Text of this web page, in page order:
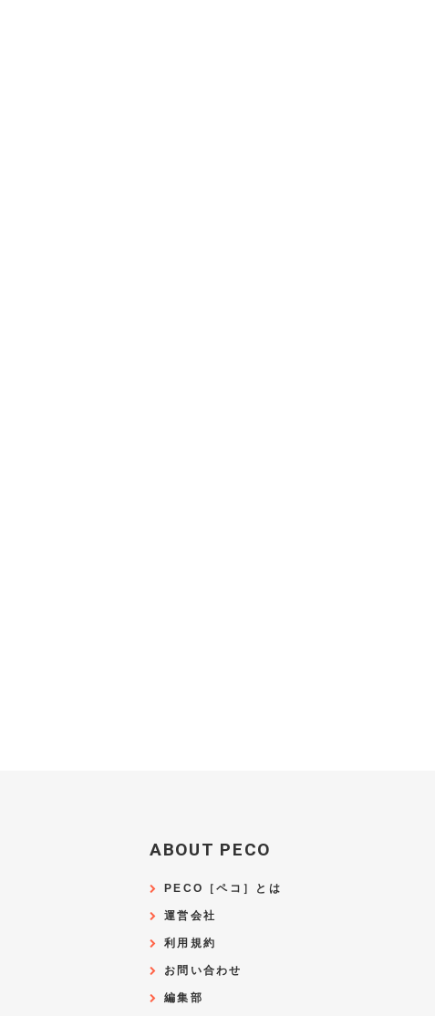
ABOUT PECO
PECO［ペコ］とは
運営会社
利用規約
お問い合わせ
編集部